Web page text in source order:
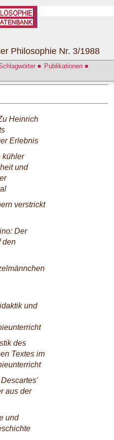
Publikationen
Philosophie Nr. 3/1988
Heinrich
Erlebnis
kühler
und
verstrickt
Der
den
und
des
Textes im
aus der
und